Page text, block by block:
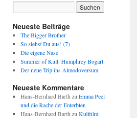
Neueste Beiträge
The Bigger Brother
So siehst Du aus! (7)
Die eigene Nase
Summer of Kult: Humphrey Bogart
Der neue Trip ins Almodoversum
Neueste Kommentare
Hans-Bernhard Barth zu Emma Peel
und die Rache der Enterbten
Hans-Bernhard Barth zu Kultfilm